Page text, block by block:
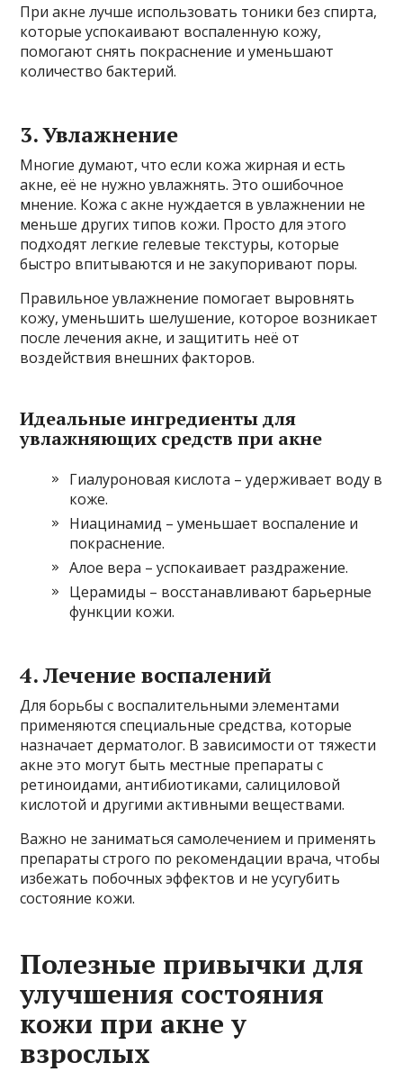
При акне лучше использовать тоники без спирта,
которые успокаивают воспаленную кожу,
помогают снять покраснение и уменьшают
количество бактерий.
3. Увлажнение
Многие думают, что если кожа жирная и есть
акне, её не нужно увлажнять. Это ошибочное
мнение. Кожа с акне нуждается в увлажнении не
меньше других типов кожи. Просто для этого
подходят легкие гелевые текстуры, которые
быстро впитываются и не закупоривают поры.
Правильное увлажнение помогает выровнять
кожу, уменьшить шелушение, которое возникает
после лечения акне, и защитить неё от
воздействия внешних факторов.
Идеальные ингредиенты для
увлажняющих средств при акне
Гиалуроновая кислота – удерживает воду в
коже.
Ниацинамид – уменьшает воспаление и
покраснение.
Алое вера – успокаивает раздражение.
Церамиды – восстанавливают барьерные
функции кожи.
4. Лечение воспалений
Для борьбы с воспалительными элементами
применяются специальные средства, которые
назначает дерматолог. В зависимости от тяжести
акне это могут быть местные препараты с
ретиноидами, антибиотиками, салициловой
кислотой и другими активными веществами.
Важно не заниматься самолечением и применять
препараты строго по рекомендации врача, чтобы
избежать побочных эффектов и не усугубить
состояние кожи.
Полезные привычки для
улучшения состояния
кожи при акне у
взрослых